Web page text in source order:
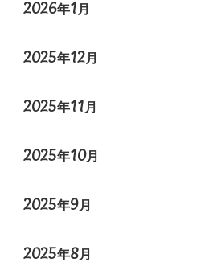
2026年1月
2025年12月
2025年11月
2025年10月
2025年9月
2025年8月